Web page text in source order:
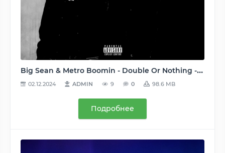
Big Sean & Metro Boomin - Double Or Nothing - 2017, MP3 (tracks), 320 kbps
02.12.2024 ADMIN 9 0 98.6 MB
Подробнее